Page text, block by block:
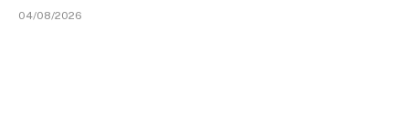
04/08/2026